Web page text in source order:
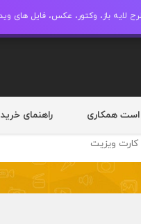
همکاری راهنمای خرید